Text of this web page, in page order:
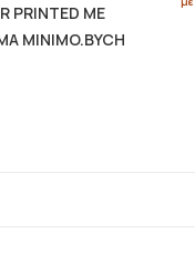
PRINTED ΜΕ
MINIMO.BYCH